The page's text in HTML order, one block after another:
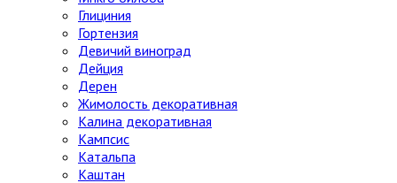
Глициния
Гортензия
Девичий виноград
Дейция
Дерен
Жимолость декоративная
Калина декоративная
Кампсис
Катальпа
Каштан